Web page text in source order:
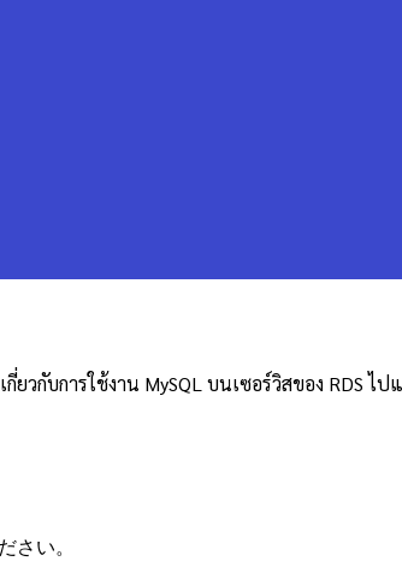
วกับการใช้งาน MySQL บนเซอร์วิสของ RDS ไ
い。